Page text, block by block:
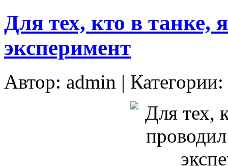
Для тех, кто в танке,
эксперимент
Автор: admin | Категории: